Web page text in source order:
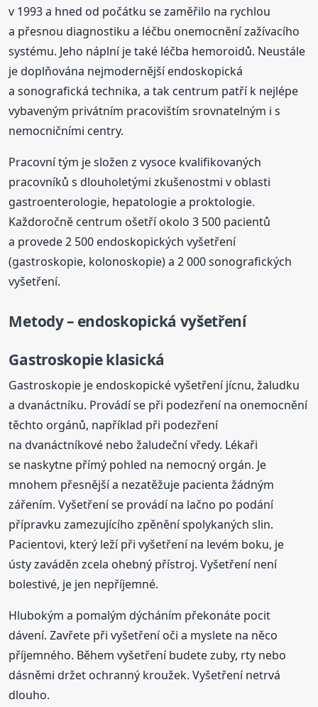
v 1993 a hned od počátku se zaměřilo na rychlou
a přesnou diagnostiku a léčbu onemocnění zažívacího
systému. Jeho náplní je také léčba hemoroidů. Neustále
je doplňována nejmodernější endoskopická
a sonografická technika, a tak centrum patří k nejlépe
vybaveným privátním pracovištím srovnatelným i s
nemocničními centry.
Pracovní tým je složen z vysoce kvalifikovaných
pracovníků s dlouholetými zkušenostmi v oblasti
gastroenterologie, hepatologie a proktologie.
Každoročně centrum ošetří okolo 3 500 pacientů
a provede 2 500 endoskopických vyšetření
(gastroskopie, kolonoskopie) a 2 000 sonografických
vyšetření.
Metody – endoskopická vyšetření
Gastroskopie klasická
Gastroskopie je endoskopické vyšetření jícnu, žaludku
a dvanáctníku. Provádí se při podezření na onemocnění
těchto orgánů, například při podezření
na dvanáctníkové nebo žaludeční vředy. Lékaři
se naskytne přímý pohled na nemocný orgán. Je
mnohem přesnější a nezatěžuje pacienta žádným
zářením. Vyšetření se provádí na lačno po podání
přípravku zamezujícího zpěnění spolykaných slin.
Pacientovi, který leží při vyšetření na levém boku, je
ústy zaváděn zcela ohebný přístroj. Vyšetření není
bolestivé, je jen nepříjemné.
Hlubokým a pomalým dýcháním překonáte pocit
dávení. Zavřete při vyšetření oči a myslete na něco
příjemného. Během vyšetření budete zuby, rty nebo
dásněmi držet ochranný kroužek. Vyšetření netrvá
dlouho.